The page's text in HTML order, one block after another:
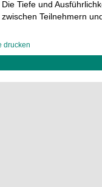
Die Tiefe und
zwischen Teilnehmern
drucken